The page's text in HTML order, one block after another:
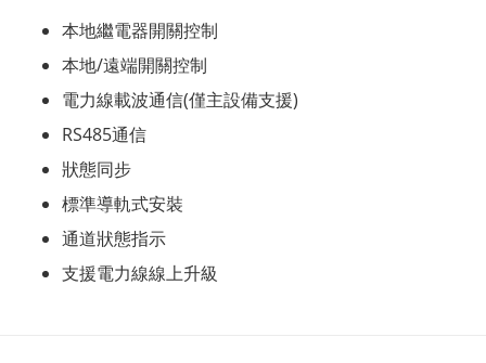
本地繼電器開關控制
本地/遠端開關控制
電力線載波通信(僅主設備支援)
RS485通信
狀態同步
標準導軌式安裝
通道狀態指示
支援電力線線上升級